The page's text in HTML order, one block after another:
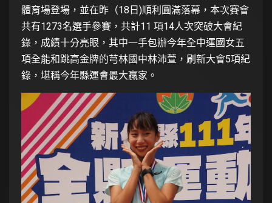
體育場登場，並在昨（18日)順利圓滿落幕，本次賽會
共有1273名選手參賽，共計11 項14人次突破大會紀
錄，成績十分亮眼，其中一手包辦今年全中運國女五
項全能和跳高金牌的芎林國中林沛萱，刷新大會5項紀
錄，堪稱今年縣運會最大贏家。